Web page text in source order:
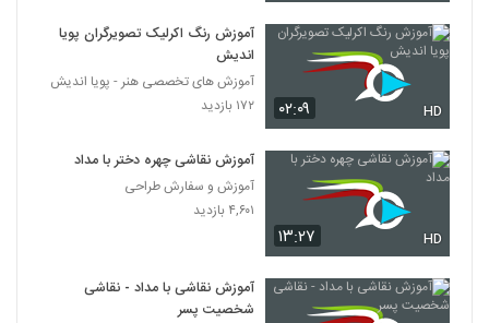
۰۲:۰۹ HD
آموزش رنگ اکرلیک تصویرگران پویا
اندیش
آموزش های تخصصی هنر - پویا اندیش
۱۷۲ بازدید
۱۳:۲۷ HD
آموزش نقاشی چهره دختر با مداد
آموزش و سفارش طراحی
۴,۶۰۱ بازدید
آموزش نقاشی با مداد - نقاشی
شخصیت پسر